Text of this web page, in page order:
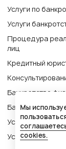
Услуги по
Услуги
Процедура
лиц
Кредитный
Банкротство
Банкротство
Услуги
Услуги по
Мы
cookies.